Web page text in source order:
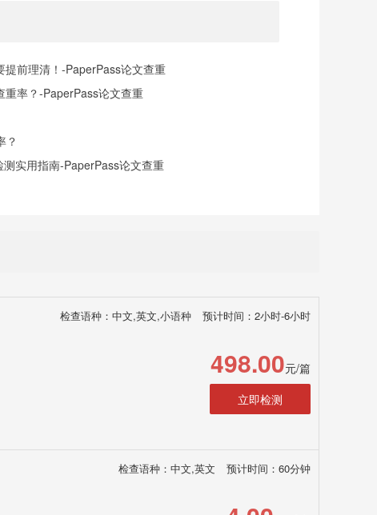
前理清！-PaperPass论文查重
重率？-PaperPass论文查重
？
实用指南-PaperPass论文查重
检查语种：中文,英文,小语种 预计时间：2小时-6小时
498.00元/篇
立即检测
检查语种：中文,英文 预计时间：60分钟